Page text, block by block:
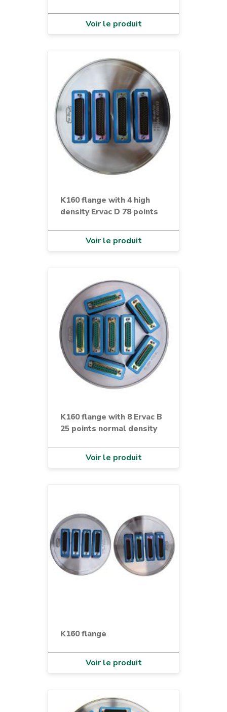
Voir le produit
K160 flange with 4 high
density Ervac D 78 points
Voir le produit
K160 flange with 8 Ervac B
25 points normal density
Voir le produit
K160 flange
Voir le produit